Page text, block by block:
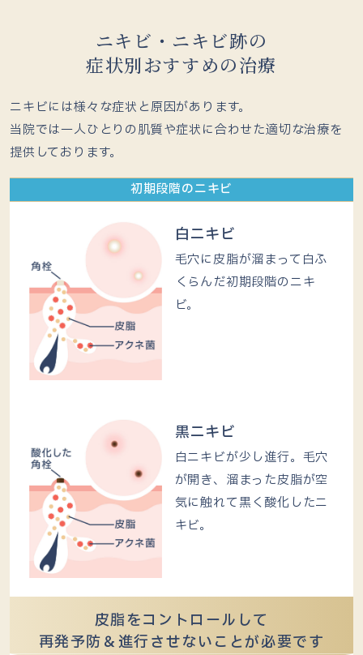
ニキビ・ニキビ跡の
症状別おすすめの治療
ニキビには様々な症状と原因があります。
当院では一人ひとりの肌質や症状に合わせた適切な治療を
提供しております。
初期段階のニキビ
白ニキビ
毛穴に皮脂が溜まって白ふ
くらんだ初期段階のニキ
ビ。
黒ニキビ
白ニキビが少し進行。毛穴
が開き、溜まった皮脂が空
気に触れて黒く酸化したニ
キビ。
皮脂をコントロールして
再発予防＆進行させないことが必要です